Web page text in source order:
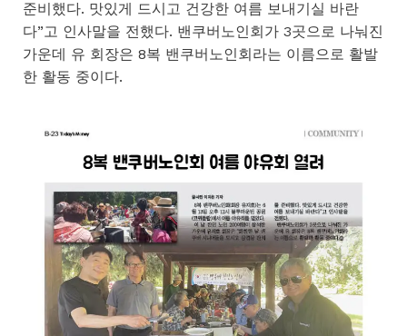
준비했다. 맛있게 드시고 건강한 여름 보내기실 바란
다”고 인사말을 전했다. 밴쿠버노인회가 3곳으로 나눠진
가운데 유 회장은 8복 밴쿠버노인회라는 이름으로 활발
한 활동 중이다.